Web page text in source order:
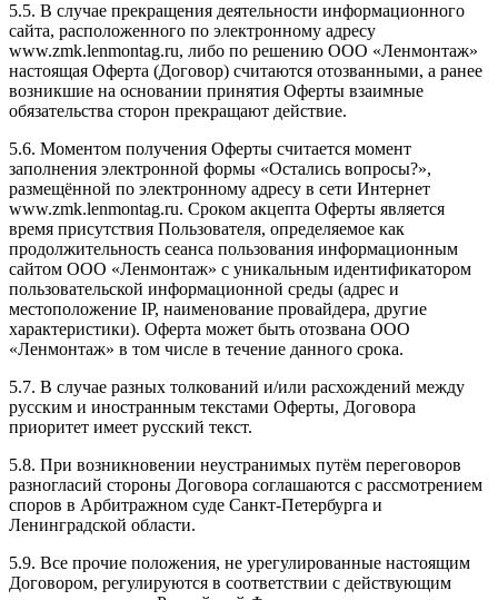
5.5. В случае прекращения деятельности информационного
сайта, расположенного по электронному адресу
www.zmk.lenmontag.ru, либо по решению ООО «Ленмонтаж»
настоящая Оферта (Договор) считаются отозванными, а ранее
возникшие на основании принятия Оферты взаимные
обязательства сторон прекращают действие.
5.6. Моментом получения Оферты считается момент
заполнения электронной формы «Остались вопросы?»,
размещённой по электронному адресу в сети Интернет
www.zmk.lenmontag.ru. Сроком акцепта Оферты является
время присутствия Пользователя, определяемое как
продолжительность сеанса пользования информационным
сайтом ООО «Ленмонтаж» с уникальным идентификатором
пользовательской информационной среды (адрес и
местоположение IP, наименование провайдера, другие
характеристики). Оферта может быть отозвана ООО
«Ленмонтаж» в том числе в течение данного срока.
5.7. В случае разных толкований и/или расхождений между
русским и иностранным текстами Оферты, Договора
приоритет имеет русский текст.
5.8. При возникновении неустранимых путём переговоров
разногласий стороны Договора соглашаются с рассмотрением
споров в Арбитражном суде Санкт-Петербурга и
Ленинградской области.
5.9. Все прочие положения, не урегулированные настоящим
Договором, регулируются в соответствии с действующим